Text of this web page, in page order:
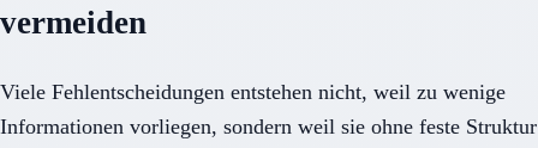
vermeiden
Viele Fehlentscheidungen entstehen nicht, weil zu wenige
Informationen vorliegen, sondern weil sie ohne feste Struktur